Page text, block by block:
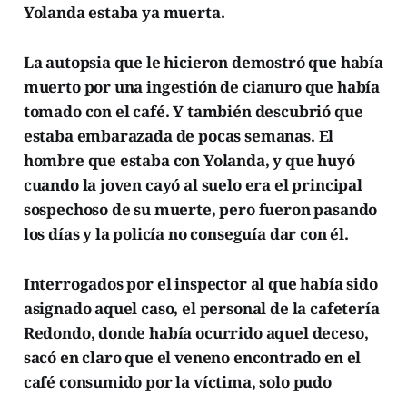
Yolanda estaba ya muerta.
La autopsia que le hicieron demostró que había
muerto por una ingestión de cianuro que había
tomado con el café. Y también descubrió que
estaba embarazada de pocas semanas. El
hombre que estaba con Yolanda, y que huyó
cuando la joven cayó al suelo era el principal
sospechoso de su muerte, pero fueron pasando
los días y la policía no conseguía dar con él.
Interrogados por el inspector al que había sido
asignado aquel caso, el personal de la cafetería
Redondo, donde había ocurrido aquel deceso,
sacó en claro que el veneno encontrado en el
café consumido por la víctima, solo pudo